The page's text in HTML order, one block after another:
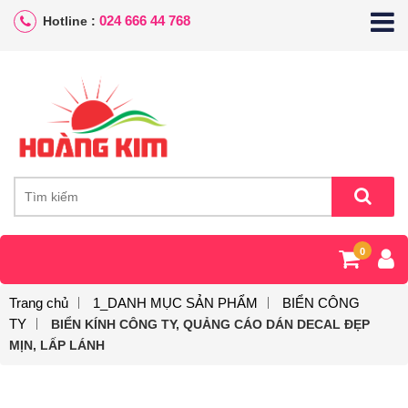
Hotline : 024 666 44 768
0
Trang chủ 1_DANH MỤC SẢN PHẨM
BIỂN CÔNG
TY
BIỂN KÍNH CÔNG TY, QUẢNG CÁO DÁN DECAL ĐẸP
MỊN, LẤP LÁNH